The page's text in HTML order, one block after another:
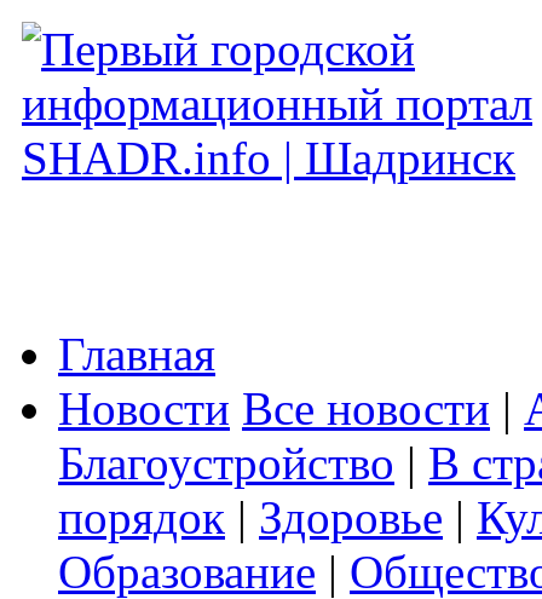
Главная
Новости Все новости |
Благоустройство | В
порядок | Здоровье |
Образование |